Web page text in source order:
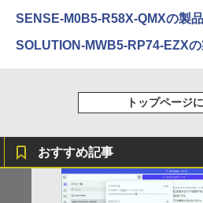
セリング 自動
付き 防水 タッチ
学/WEB会議(ホ
Xiaomi シャオ
リング ANC 36
￥3,480
On My Road
] [ 水 ] [ ペット
] [ 水分補給 ]
￥998
スーパーの裏で
￥810
SENSE-M0B5-R58X-QMXの製
SOLUTION-MWB5-RP74-EZX
トップページ
おすすめ記事